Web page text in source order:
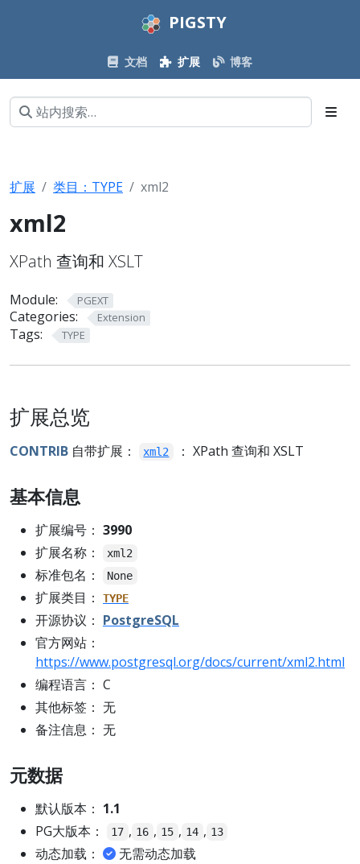
PIGSTY
文档 扩展 博客
扩展 类目：TYPE xml2
xml2
XPath 查询和 XSLT
Module: PGEXT
Categories: Extension
Tags: TYPE
扩展总览
CONTRIB 自带扩展： xml2 ： XPath 查询和 XSLT
基本信息
扩展编号： 3990
扩展名称：
xml2
标准包名： None
扩展类目： TYPE
开源协议： PostgreSQL
官方网站：
https://www.postgresql.org/docs/current/xml2.html
编程语言： C
其他标签： 无
备注信息： 无
元数据
默认版本： 1.1
PG大版本：
17 , 16 , 15 , 14 , 13
动态加载：
无需动态加载